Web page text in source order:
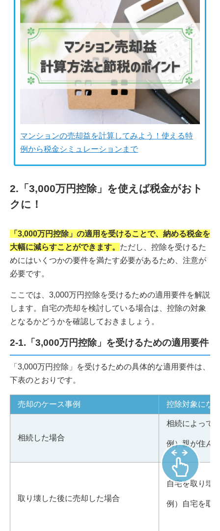
マンションの売却益を計算してみよう！使える特
例から税金シミュレーションまで
2.「3,000万円控除」を使えば税金がおト
クに！
「3,000万円控除」の適用を受けることで、納める税金を
大幅に減らすことができます。 ただし、控除を受けるた
めにはいくつかの要件を満たす必要があるため、注意が
必要です。
ここでは、3,000万円控除を受けるための適用要件を解説
します。自宅の売却を検討している場合は、控除の対象
となるかどうかを確認しておきましょう。
2-1.「3,000万円控除」を受けるための適用要件
「3,000万円控除」を受けるための具体的な適用要件は、
下表のとおりです。
売却のケース事例 控除対象にな
相続した場合
相続によって
例）親が住ん
取り壊した後に売却した場合
自宅を取り壊
例）自宅を取